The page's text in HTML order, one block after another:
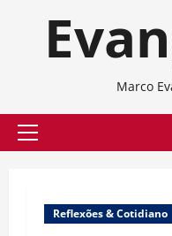
Marco
Primary
Reflexões & Cotidiano